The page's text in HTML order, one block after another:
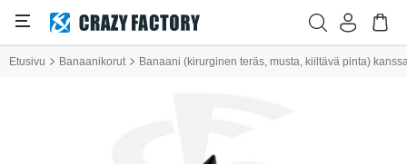
Etusivu Banaanikorut Banaani (kirurginen teräs, musta, kiiltävä pinta)